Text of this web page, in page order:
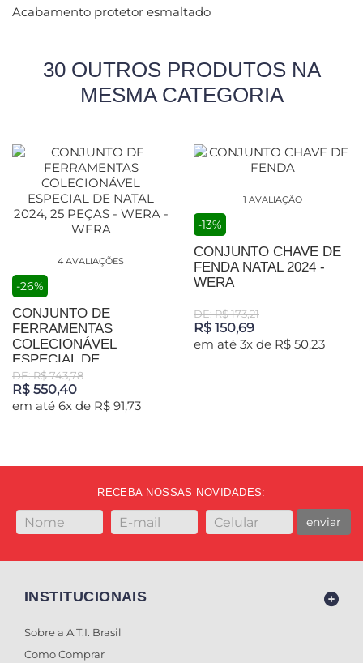
Acabamento protetor esmaltado
30 OUTROS PRODUTOS NA
MESMA CATEGORIA
4 AVALIAÇÕES
-26%
CONJUNTO DE
FERRAMENTAS
COLECIONÁVEL
ESPECIAL DE...
DE: R$ 743,78
R$ 550,40
em até 6x de R$ 91,73
1 AVALIAÇÃO
-13%
CONJUNTO CHAVE DE
FENDA NATAL 2024 -
WERA
DE: R$ 173,21
R$ 150,69
em até 3x de R$ 50,23
RECEBA NOSSAS NOVIDADES:
enviar
INSTITUCIONAIS
Sobre a A.T.I. Brasil
Como Comprar